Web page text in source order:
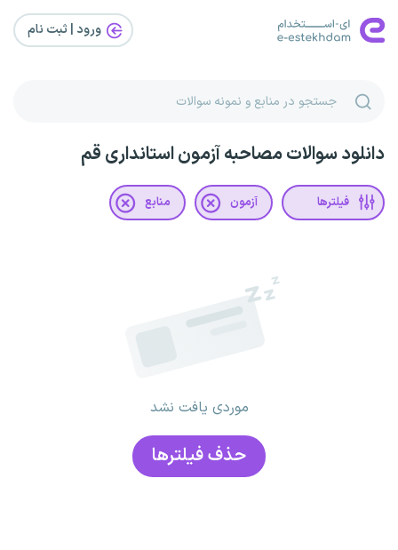
ورود | ثبت‌ نام
دانلود سوالات مصاحبه آزمون استانداری قم
فیلترها آزمون منابع
موردی یافت نشد
حذف فیلتر‌ها